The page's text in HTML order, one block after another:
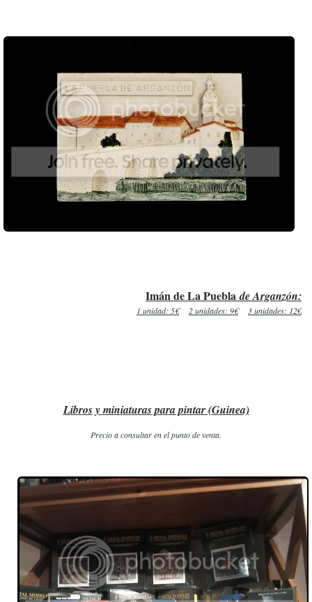
Imán de La Pueblade Arganzón:
1 unidad: 5€ 2 unidades: 9€ 3 unidades: 12€
Libros y miniaturas para pintar (Guinea)
Precio a consultar en el punto de venta.